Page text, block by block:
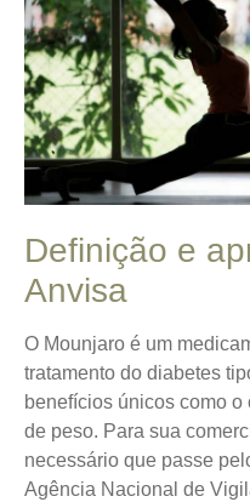
Definição e
Anvisa
O Mounjaro é um
tratamento do diabetes
benefícios únicos como
de peso. Para sua
necessário que passe
Agência Nacional de